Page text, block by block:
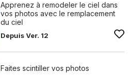
Apprenez à remodeler le ciel dans
vos photos avec le remplacement
du ciel
Depuis Ver. 12
Faites scintiller vos photos